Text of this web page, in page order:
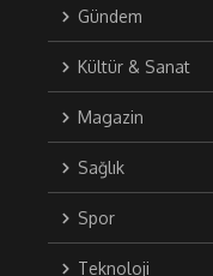
Gündem
Kültür & Sanat
Magazin
Sağlık
Spor
Teknoloji